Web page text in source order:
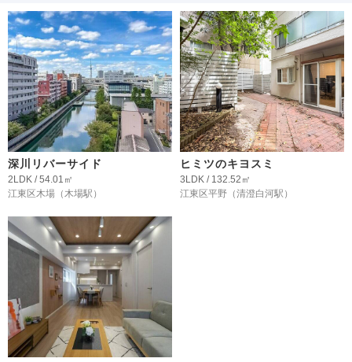
深川リバーサイド
2LDK / 54.01㎡
江東区木場 （木場駅）
ヒミツのキヨスミ
3LDK / 132.52㎡
江東区平野 （清澄白河駅）